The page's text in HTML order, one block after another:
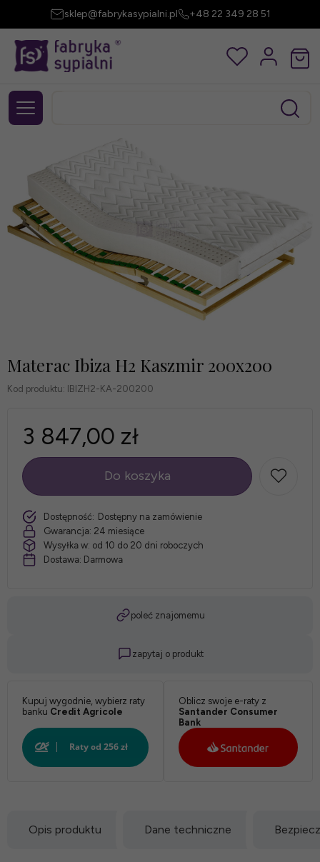
sklep@fabrykasypialni.pl +48 22 349 28 51
Materac Ibiza H2 Kaszmir 200x200
Kod produktu: IBIZH2-KA-200200
3 847,00 zł
szt.
Do koszyka
Dostępność: Dostępny na zamówienie
Gwarancja: 24 miesiące
Wysyłka w: od 10 do 20 dni roboczych
Dostawa: Darmowa
poleć znajomemu
zapytaj o produkt
Kupuj wygodnie, wybierz raty
banku Credit Agricole
Oblicz swoje e-raty z
Santander Consumer
Bank
Opis produktu Dane techniczne